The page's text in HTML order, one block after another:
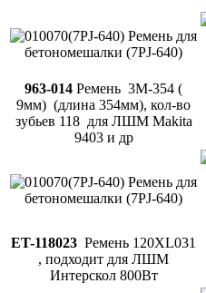
963-014 Ремень 3М-354 (
9мм) (длина 354мм), кол-во
зубьев 118 для ЛШМ Makita
9403 и др
ET-118023 Ремень 120XL031
, подходит для ЛШМ
Интерскол 800Вт